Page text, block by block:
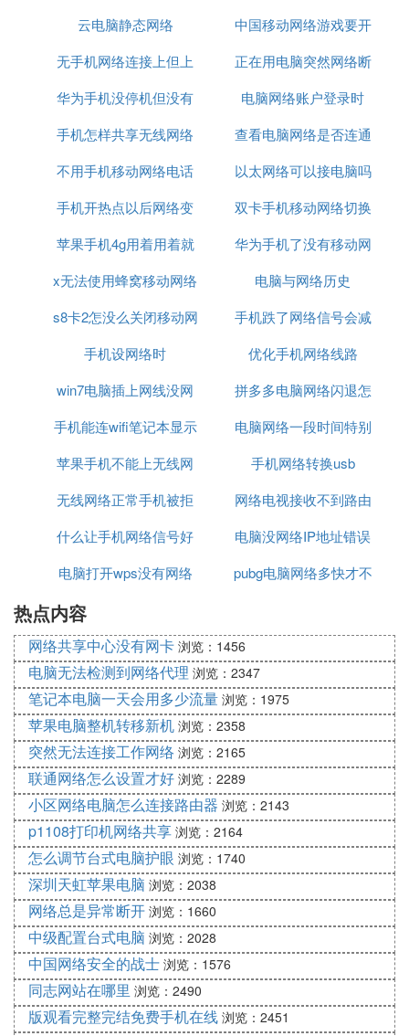
问题三：新电脑第一次上网要怎么设置？ 区别俩种
1、使用宽带路由器：
这种情况直接用双绞线连接到路由器lan端口即可，
2、拨号上网：
这种方式需建立拨号连接，以win7 为例，过程如
1、点击任务栏网络图标，点击打开网络和共享中
2、点击设置新的连接和网络；
3、点击连接到internet，点击下一步；
5、输入宽带账号密码，点击连接即可。
问题四：新电脑怎么上网 只要建立个ADSL连接就可
以，步骤如下（老式98是要装程序的,xp不要）：
连接向导”，点“下一步”，选择“连接到Internet”,点下
一步，选择“手动设置我的连接”，点下一步，选择“用
在“ISP名称”下面任意输入一个名字，例如我的网
络，点下一步，在“用户名”里输入你的宽带帐号，
在“密码”、“确认密码”中都输入你的密码，下面三个
选项保持默认的打勾，点下一步，最后在窗口中“在
点完成就行了，此时，你的桌面上就会有一个叫“我
的网络”的连接图标，点击它，再点拨号，桌面上会
显示正在连接，正在核对用户名和密码之类的信息，
很快，桌面右下角会出现一个由两个显示器组成的小
图标，并跳出一信息框，告诉你连接已经建立，这时
你点击桌面上的蓝色的“e”图标，就是 “Internet Explo
rer”,打开浏览器就能上网了。如果忘了账号跟密码，
可以打电话到宽带提供商那里。
如果这时还连不上，请进入控制面板，双击网络.
然后， 双击TCP/IP协议，98那台通过右下角那个点
击然后属性，然后双击TCP/IP协议,把协议里的选项
跟内容设置成跟98那台一样.
问题五：电脑新装系统后如何设置上网？ 电脑新装
系统后设置上网步骤如下：
订1 打开控制面板-网络和Internet选项
2 点击更改适配器设置
3双击本地连接选项
4 点击属性选项
吗
网吗
云电脑静态网络
中国移动网络游戏要开
加速器
无手机网络连接上但上
不了网
正在用电脑突然网络断
了
华为手机没停机但没有
网络
电脑网络账户登录时
手机怎样共享无线网络
连接电脑连接不上网
查看电脑网络是否连通
可以用什么命令
不用手机移动网络电话
以太网络可以接电脑吗
手机开热点以后网络变
差的原因
双卡手机移动网络切换
吗
苹果手机4g用着用着就
没网络了
华为手机了没有移动网
络信号怎么回事
x无法使用蜂窝移动网络
设置
电脑与网络历史
s8卡2怎没么关闭移动网
络
手机跌了网络信号会减
弱吗
手机设网络时
优化手机网络线路
win7电脑插上网线没网
络
拼多多电脑网络闪退怎
么办
手机能连wifi笔记本显示
无网络
电脑网络一段时间特别
卡
苹果手机不能上无线网
络连接电脑连接不上网
手机网络转换usb
无线网络正常手机被拒
绝接入
网络电视接收不到路由
器信号
什么让手机网络信号好
电脑没网络IP地址错误
电脑打开wps没有网络
pubg电脑网络多快才不
热点内容
网络共享中心没有网卡 浏览：1456
电脑无法检测到网络代理 浏览：2347
笔记本电脑一天会用多少流量 浏览：1975
苹果电脑整机转移新机 浏览：2358
突然无法连接工作网络 浏览：2165
联通网络怎么设置才好 浏览：2289
小区网络电脑怎么连接路由器 浏览：2143
p1108打印机网络共享 浏览：2164
怎么调节台式电脑护眼 浏览：1740
深圳天虹苹果电脑 浏览：2038
网络总是异常断开 浏览：1660
中级配置台式电脑 浏览：2028
中国网络安全的战士 浏览：1576
同志网站在哪里 浏览：2490
版观看完整完结免费手机在线 浏览：2451